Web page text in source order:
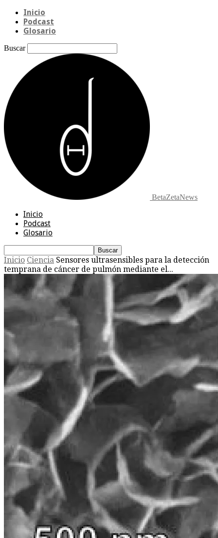
Inicio
Podcast
Glosario
Buscar
BetaZetaNews
Inicio
Podcast
Glosario
Inicio Ciencia Sensores ultrasensibles para la detección
temprana de cáncer de pulmón mediante el...